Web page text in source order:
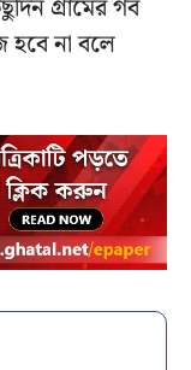
গ্রামের গর্ব
হবে না বলে